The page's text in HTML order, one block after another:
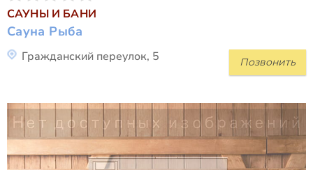
САУНЫ И БАНИ
Сауна Рыба
Позвонить
Гражданский переулок, 5